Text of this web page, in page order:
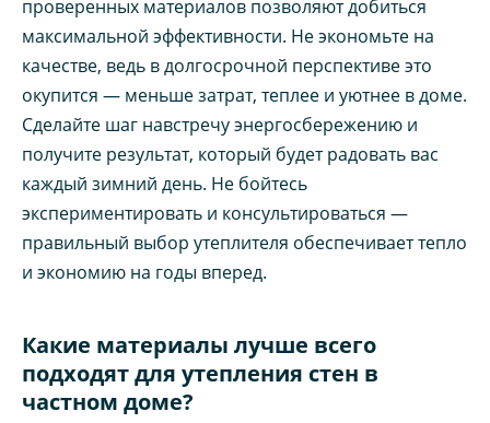
проверенных материалов позволяют добиться
максимальной эффективности. Не экономьте на
качестве, ведь в долгосрочной перспективе это
окупится — меньше затрат, теплее и уютнее в доме.
Сделайте шаг навстречу энергосбережению и
получите результат, который будет радовать вас
каждый зимний день. Не бойтесь
экспериментировать и консультироваться —
правильный выбор утеплителя обеспечивает тепло
и экономию на годы вперед.
Какие материалы лучше всего
подходят для утепления стен в
частном доме?